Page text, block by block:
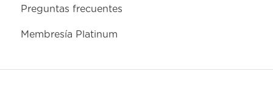
Preguntas frecuentes
Membresía Platinum